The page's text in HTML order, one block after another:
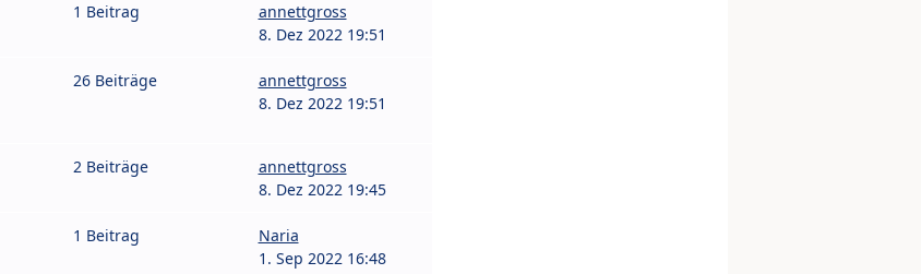
1 Beitrag
annettgross
8. Dez 2022 19:51
26 Beiträge
annettgross
8. Dez 2022 19:51
2 Beiträge
annettgross
8. Dez 2022 19:45
1 Beitrag
Naria
1. Sep 2022 16:48